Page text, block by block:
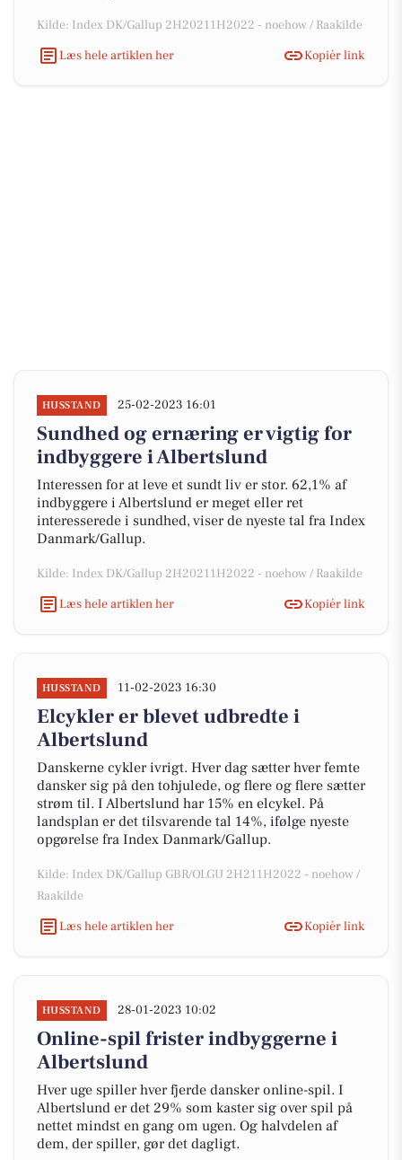
Kilde: Index DK/Gallup 2H20211H2022 - noehow / Raakilde
Læs hele artiklen her
Kopiér link
HUSSTAND 25-02-2023 16:01
Sundhed og ernæring er vigtig for
indbyggere i Albertslund
Interessen for at leve et sundt liv er stor. 62,1% af
indbyggere i Albertslund er meget eller ret
interesserede i sundhed, viser de nyeste tal fra Index
Danmark/Gallup.
Kilde: Index DK/Gallup 2H20211H2022 - noehow / Raakilde
Læs hele artiklen her
Kopiér link
HUSSTAND 11-02-2023 16:30
Elcykler er blevet udbredte i
Albertslund
Danskerne cykler ivrigt. Hver dag sætter hver femte
dansker sig på den tohjulede, og flere og flere sætter
strøm til. I Albertslund har 15% en elcykel. På
landsplan er det tilsvarende tal 14%, ifølge nyeste
opgørelse fra Index Danmark/Gallup.
Kilde: Index DK/Gallup GBR/OLGU 2H211H2022 - noehow /
Raakilde
Læs hele artiklen her
Kopiér link
HUSSTAND 28-01-2023 10:02
Online-spil frister indbyggerne i
Albertslund
Hver uge spiller hver fjerde dansker online-spil. I
Albertslund er det 29% som kaster sig over spil på
nettet mindst en gang om ugen. Og halvdelen af
dem, der spiller, gør det dagligt.